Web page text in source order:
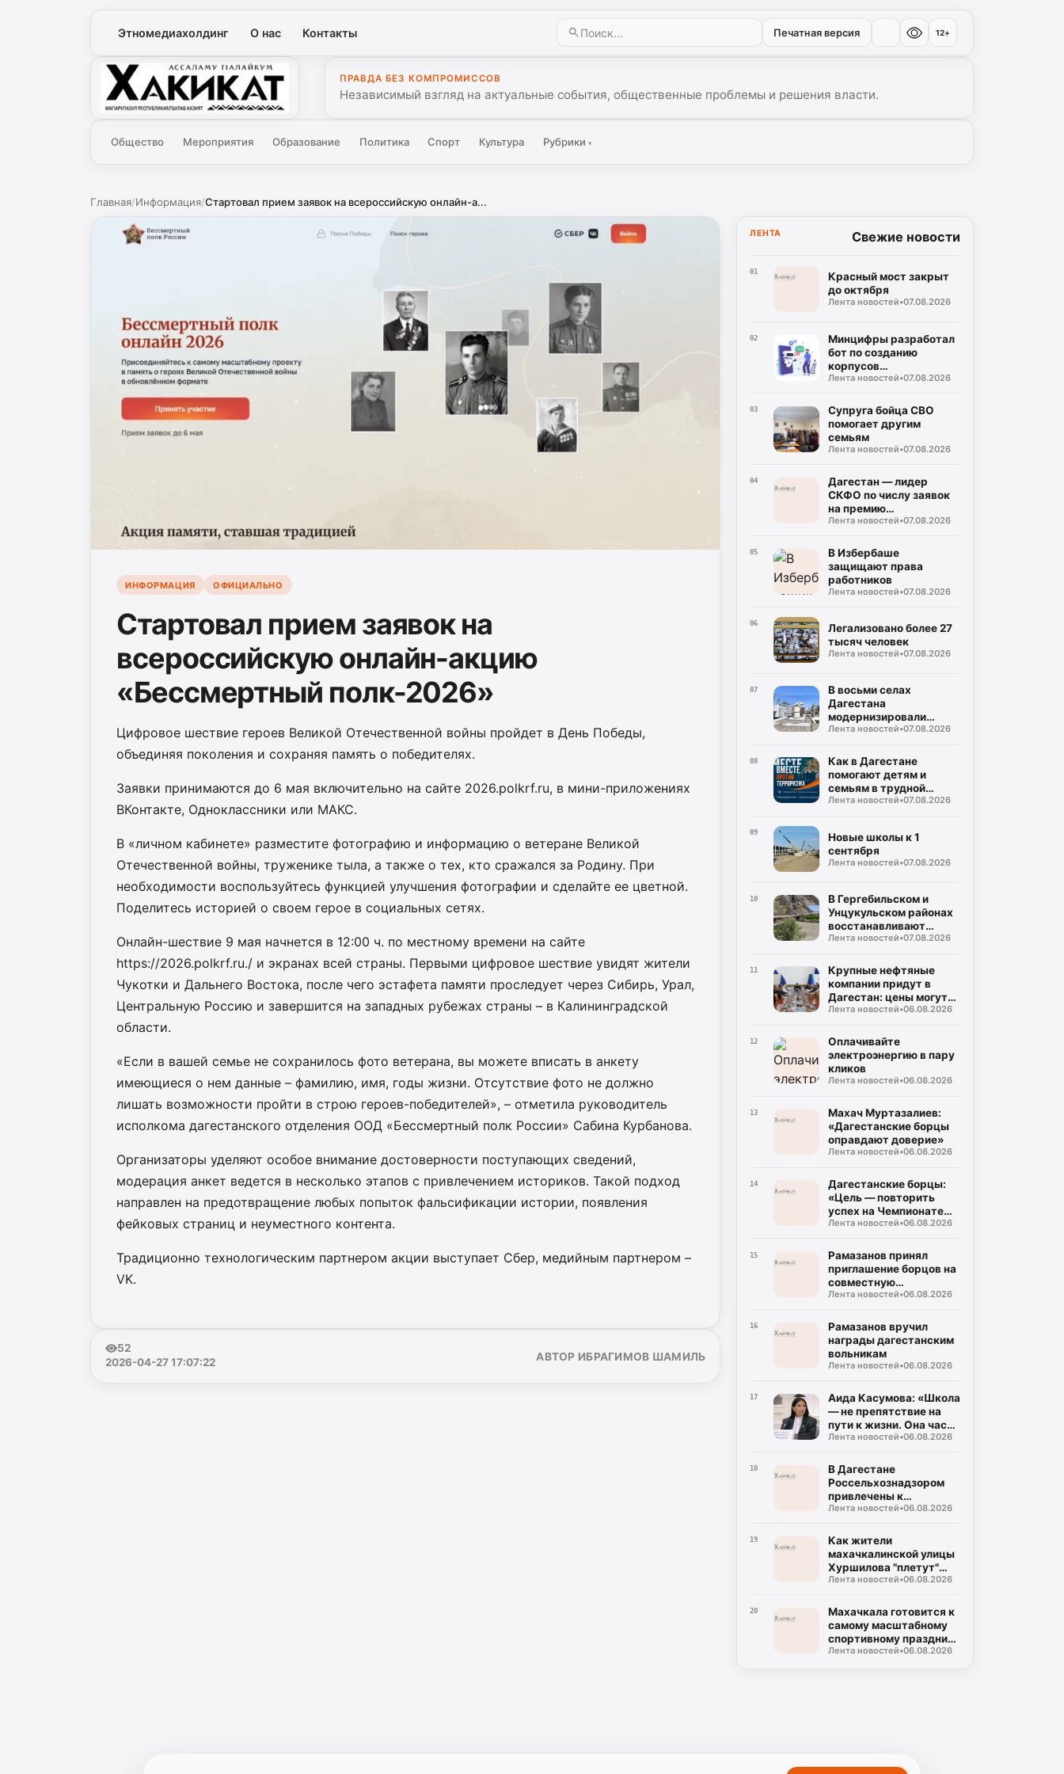
Этномедиахолдинг О нас Контакты Печатная версия 12+
Хакикат
ПРАВДА БЕЗ КОМПРОМИССОВ
Независимый взгляд на актуальные события, общественные проблемы и решения власти.
Общество Мероприятия Образование Политика Спорт Культура Рубрики ▾
Главная/Информация/Стартовал прием заявок на всероссийскую онлайн-а...
ИНФОРМАЦИЯ ОФИЦИАЛЬНО
Стартовал прием заявок на
всероссийскую онлайн-акцию
«Бессмертный полк-2026»
Цифровое шествие героев Великой Отечественной войны пройдет в День Победы,
объединяя поколения и сохраняя память о победителях.
Заявки принимаются до 6 мая включительно на сайте 2026.polkrf.ru, в мини-приложениях
ВКонтакте, Одноклассники или МАКС.
В «личном кабинете» разместите фотографию и информацию о ветеране Великой
Отечественной войны, труженике тыла, а также о тех, кто сражался за Родину. При
необходимости воспользуйтесь функцией улучшения фотографии и сделайте ее цветной.
Поделитесь историей о своем герое в социальных сетях.
Онлайн-шествие 9 мая начнется в 12:00 ч. по местному времени на сайте
https://2026.polkrf.ru./ и экранах всей страны. Первыми цифровое шествие увидят жители
Чукотки и Дальнего Востока, после чего эстафета памяти проследует через Сибирь, Урал,
Центральную Россию и завершится на западных рубежах страны – в Калининградской
области.
«Если в вашей семье не сохранилось фото ветерана, вы можете вписать в анкету
имеющиеся о нем данные – фамилию, имя, годы жизни. Отсутствие фото не должно
лишать возможности пройти в строю героев-победителей», – отметила руководитель
исполкома дагестанского отделения ООД «Бессмертный полк России» Сабина Курбанова.
Организаторы уделяют особое внимание достоверности поступающих сведений,
модерация анкет ведется в несколько этапов с привлечением историков. Такой подход
направлен на предотвращение любых попыток фальсификации истории, появления
фейковых страниц и неуместного контента.
Традиционно технологическим партнером акции выступает Сбер, медийным партнером –
VK.
52
2026-04-27 17:07:22
АВТОР ИБРАГИМОВ ШАМИЛЬ
ЛЕНТА Свежие новости
01
Красный мост закрыт
до октября
Лента новостей•07.08.2026
02
Минцифры разработал
бот по созданию
корпусов
национальных языков
Лента новостей•07.08.2026
03
Супруга бойца СВО
помогает другим
семьям
Лента новостей•07.08.2026
04
Дагестан — лидер
СКФО по числу заявок
на премию
«Знание.Премия —
Лента новостей•07.08.2026
05
В Избербаше
защищают права
работников
Лента новостей•07.08.2026
06
Легализовано более 27
тысяч человек
Лента новостей•07.08.2026
07
В восьми селах
Дагестана
модернизировали
подстанцию
Лента новостей•07.08.2026
08
Как в Дагестане
помогают детям и
семьям в трудной
ситуации
Лента новостей•07.08.2026
09
Новые школы к 1
сентября
Лента новостей•07.08.2026
10
В Гергебильском и
Унцукульском районах
восстанавливают
дороги
Лента новостей•07.08.2026
11
Крупные нефтяные
компании придут в
Дагестан: цены могут
снизиться!
Лента новостей•06.08.2026
12
Оплачивайте
электроэнергию в пару
кликов
Лента новостей•06.08.2026
13
Махач Муртазалиев:
«Дагестанские борцы
оправдают доверие»
Лента новостей•06.08.2026
14
Дагестанские борцы:
«Цель — повторить
успех на Чемпионате
мира»
Лента новостей•06.08.2026
15
Рамазанов принял
приглашение борцов на
совместную
тренировку
Лента новостей•06.08.2026
16
Рамазанов вручил
награды дагестанским
вольникам
Лента новостей•06.08.2026
17
Аида Касумова: «Школа
— не препятствие на
пути к жизни. Она часть
подготовки к этой
Лента новостей•06.08.2026
18
В Дагестане
Россельхознадзором
привлечены к
ответственности 22
Лента новостей•06.08.2026
19
Как жители
махачкалинской улицы
Хуршилова "плетут"
победу
Лента новостей•06.08.2026
20
Махачкала готовится к
самому масштабному
спортивному празднику
года
Лента новостей•06.08.2026